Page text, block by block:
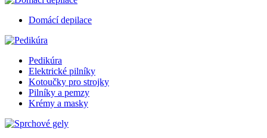
Domácí depilace
Pedikúra
Elektrické pilníky
Kotoučky pro strojky
Pilníky a pemzy
Krémy a masky